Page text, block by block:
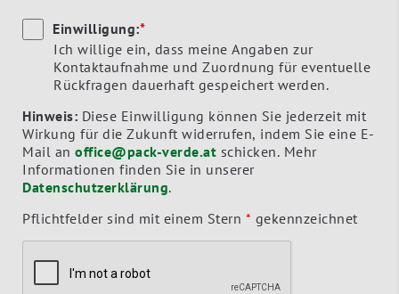
Einwilligung:*
Ich willige ein, dass meine Angaben zur
Kontaktaufnahme und Zuordnung für eventuelle
Rückfragen dauerhaft gespeichert werden.
Hinweis: Diese Einwilligung können Sie jederzeit mit
Wirkung für die Zukunft widerrufen, indem Sie eine E-
Mail an office@pack-verde.at
Informationen finden Sie in unserer
Datenschutzerklärung.
Pflichtfelder sind mit einem Stern * gekennzeichnet